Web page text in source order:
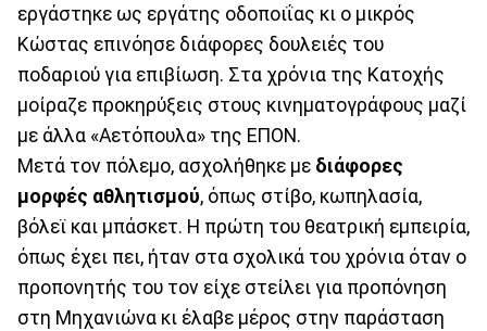
εργάστηκε ως εργάτης οδοποιΐας κι ο μικρός
Κώστας επινόησε διάφορες δουλειές του
ποδαριού για επιβίωση. Στα χρόνια της Κατοχής
μοίραζε προκηρύξεις στους κινηματογράφους μαζί
με άλλα «Αετόπουλα» της ΕΠΟΝ.
Μετά τον πόλεμο, ασχολήθηκε με διάφορες
μορφές αθλητισμού, όπως στίβο, κωπηλασία,
βόλεϊ και μπάσκετ. Η πρώτη του θεατρική εμπειρία,
όπως έχει πει, ήταν στα σχολικά του χρόνια όταν ο
προπονητής του τον είχε στείλει για προπόνηση
στη Μηχανιώνα κι έλαβε μέρος στην παράσταση